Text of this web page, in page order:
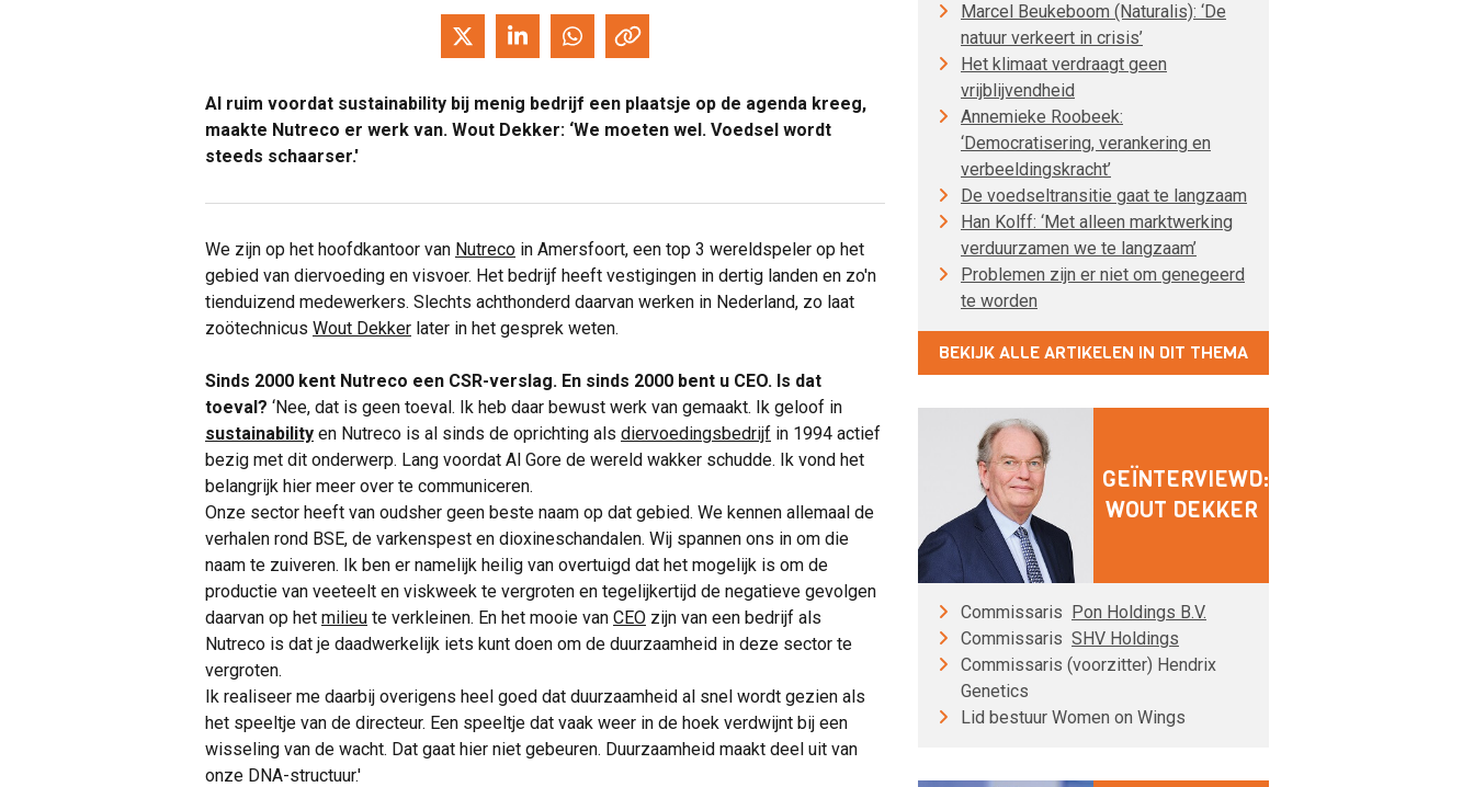
Al ruim voordat sustainability bij menig bedrijf een plaatsje op de agenda kreeg,
maakte Nutreco er werk van. Wout Dekker: ‘We moeten wel. Voedsel wordt
steeds schaarser.'
We zijn op het hoofdkantoor van Nutreco in Amersfoort, een top 3 wereldspeler op het
gebied van diervoeding en visvoer. Het bedrijf heeft vestigingen in dertig landen en zo'n
tienduizend medewerkers. Slechts achthonderd daarvan werken in Nederland, zo laat
zoötechnicus Wout Dekker later in het gesprek weten.
Sinds 2000 kent Nutreco een CSR-verslag. En sinds 2000 bent u CEO. Is dat
toeval? ‘Nee, dat is geen toeval. Ik heb daar bewust werk van gemaakt. Ik geloof in
sustainability en Nutreco is al sinds de oprichting als diervoedingsbedrijf in 1994 actief
bezig met dit onderwerp. Lang voordat Al Gore de wereld wakker schudde. Ik vond het
belangrijk hier meer over te communiceren.
Onze sector heeft van oudsher geen beste naam op dat gebied. We kennen allemaal de
verhalen rond BSE, de varkenspest en dioxineschandalen. Wij spannen ons in om die
naam te zuiveren. Ik ben er namelijk heilig van overtuigd dat het mogelijk is om de
productie van veeteelt en viskweek te vergroten en tegelijkertijd de negatieve gevolgen
daarvan op het milieu te verkleinen. En het mooie van CEO zijn van een bedrijf als
Nutreco is dat je daadwerkelijk iets kunt doen om de duurzaamheid in deze sector te
vergroten.
Ik realiseer me daarbij overigens heel goed dat duurzaamheid al snel wordt gezien als
het speeltje van de directeur. Een speeltje dat vaak weer in de hoek verdwijnt bij een
wisseling van de wacht. Dat gaat hier niet gebeuren. Duurzaamheid maakt deel uit van
onze DNA-structuur.'
Marcel Beukeboom (Naturalis): ‘De
natuur verkeert in crisis’
Het klimaat verdraagt geen
vrijblijvendheid
Annemieke Roobeek:
‘Democratisering, verankering en
verbeeldingskracht’
De voedseltransitie gaat te langzaam
Han Kolff: ‘Met alleen marktwerking
verduurzamen we te langzaam’
Problemen zijn er niet om genegeerd
te worden
BEKIJK ALLE ARTIKELEN IN DIT THEMA
GEÏNTERVIEWD:
WOUT DEKKER
Commissaris Pon Holdings B.V.
Commissaris SHV Holdings
Commissaris (voorzitter) Hendrix
Genetics
Lid bestuur Women on Wings